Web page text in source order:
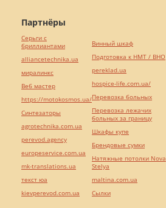
Партнёры
Серьги с
бриллиантами
alliancetechnika.ua
миралинкс
Веб мастер
https://motokosmos.ua/
Синтезаторы
agrotechnika.com.ua
perevod.agency
europeservice.com.ua
mk-translations.ua
текст юа
kievperevod.com.ua
Винный шкаф
Подготовка к НМТ / ВНО
pereklad.ua
hospice-life.com.ua/
Перевозка больных
Перевозка лежачих
больных за границу
Шкафы купе
Брендовые сумки
Натяжные потолки Nova
Stelya
maltina.com.ua
Cылки